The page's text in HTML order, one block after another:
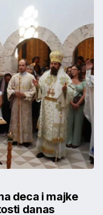
deca i majke
danas